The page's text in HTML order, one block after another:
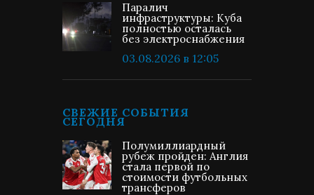
Паралич
инфраструктуры: Куба
полностью осталась
без электроснабжения
03.08.2026 в 12:05
СВЕЖИЕ СОБЫТИЯ
СЕГОДНЯ
Полумиллиардный
рубеж пройден: Англия
стала первой по
стоимости футбольных
трансферов